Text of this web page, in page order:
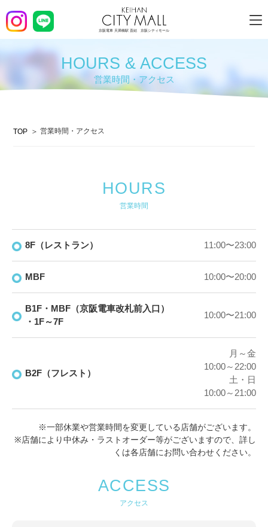
京阪電車 天満橋駅 直結 京阪シティモール
HOURS & ACCESS
営業時間・アクセス
TOP 営業時間・アクセス
HOURS
営業時間
8F（レストラン） 11:00〜23:00
MBF 10:00〜20:00
B1F・MBF（京阪電車改札前入口）
・1F～7F
10:00〜21:00
B2F（フレスト）
月～金
10:00～22:00
土・日
10:00～21:00
※一部休業や営業時間を変更している店舗がございます。
※店舗により中休み・ラストオーダー等がございますので、詳し
くは各店舗にお問い合わせください。
ACCESS
アクセス